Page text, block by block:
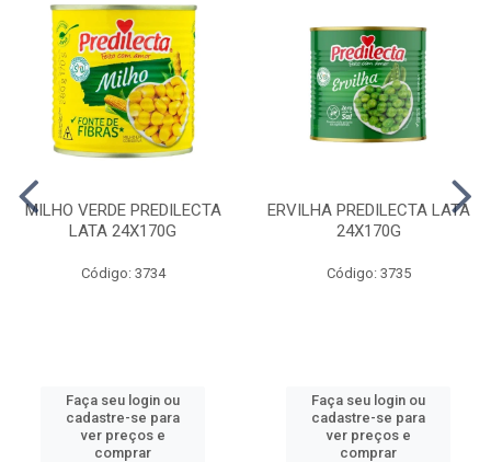
MILHO VERDE PREDILECTA
LATA 24X170G
Código: 3734
Faça seu login ou
cadastre-se para
ver preços e
comprar
ERVILHA PREDILECTA LATA
24X170G
Código: 3735
Faça seu login ou
cadastre-se para
ver preços e
comprar